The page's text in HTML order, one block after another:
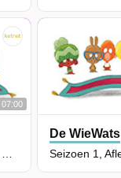
07:00
De WieWats